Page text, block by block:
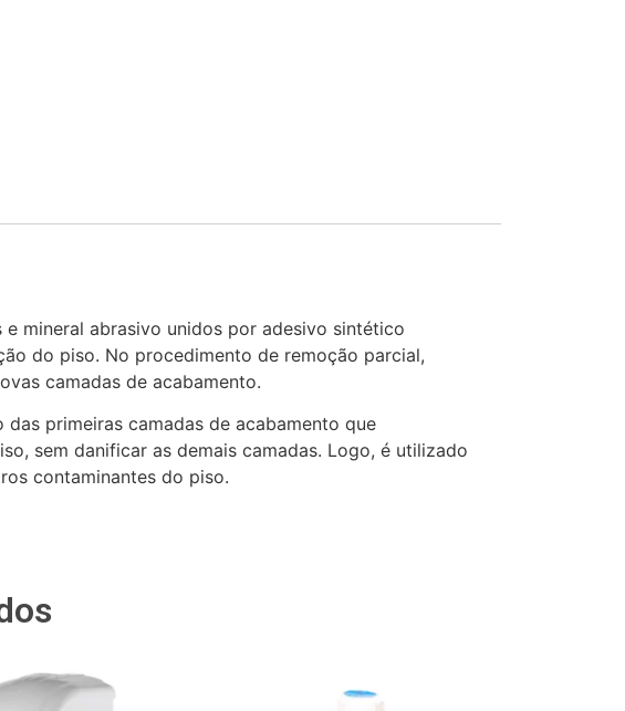
mineral abrasivo unidos por adesivo sintético
do piso. No procedimento de remoção parcial,
camadas de acabamento.
primeiras camadas de acabamento que
sem danificar as demais camadas. Logo, é utilizado
contaminantes do piso.